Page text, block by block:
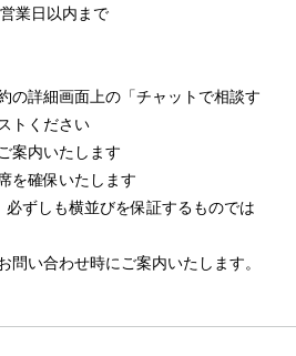
業日以内まで
の詳細画面上の「チャットで相談す
トください
案内いたします
を確保いたします
ずしも横並びを保証するものでは
問い合わせ時にご案内いたします。